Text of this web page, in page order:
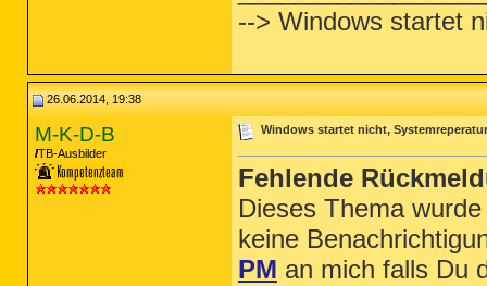
--> Windows startet
26.06.2014, 19:38
M-K-D-B
TB-Ausbilder
Windows startet nicht,
Fehlende
Dieses Thema
keine
PM an mich falls Du